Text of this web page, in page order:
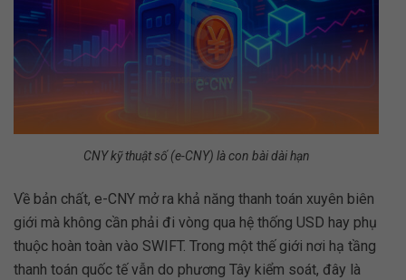
CNY kỹ thuật số (e-CNY) là con bài dài hạn
Về bản chất, e-CNY mở ra khả năng thanh toán xuyên biên
giới mà không cần phải đi vòng qua hệ thống USD hay phụ
thuộc hoàn toàn vào SWIFT. Trong một thế giới nơi hạ tầng
thanh toán quốc tế vẫn do phương Tây kiểm soát, đây là